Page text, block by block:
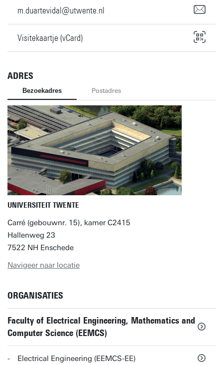
m.duartevidal@utwente.nl
Visitekaartje (vCard)
ADRES
Bezoekadres Postadres
UNIVERSITEIT TWENTE
Carré (gebouwnr. 15), kamer C2415
Hallenweg 23
7522 NH Enschede
Navigeer naar locatie
ORGANISATIES
Faculty of Electrical Engineering, Mathematics and
Computer Science (EEMCS)
Electrical Engineering (EEMCS-EE)